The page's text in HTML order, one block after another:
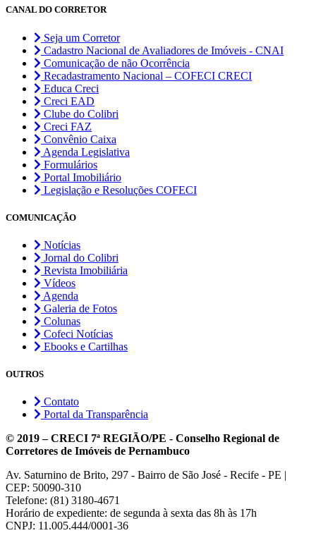
CANAL DO CORRETOR
Seja um Corretor
Cadastro Nacional de Avaliadores de Imóveis - CNAI
Comunicação de não Ocorrência
Recadastramento Nacional – COFECI CRECI
Educa Creci
Creci EAD
Clube do Colibri
Creci FAZ
Convênio Caixa
Agenda Legislativa
Formulários
Portal Imobiliário
Legislação e Resoluções COFECI
COMUNICAÇÃO
Notícias
Jornal do Colibri
Revista Imobiliária
Vídeos
Agenda
Galeria de Fotos
Colunas
Cofeci Notícias
Ebooks e Cartilhas
OUTROS
Contato
Portal da Transparência
© 2019 – CRECI 7ª REGIÃO/PE - Conselho Regional de
Corretores de Imóveis de Pernambuco
Av. Saturnino de Brito, 297 - Bairro de São José - Recife - PE |
CEP: 50090-310
Telefone: (81) 3180-4671
Horário de expediente: de segunda à sexta das 8h às 17h
CNPJ: 11.005.444/0001-36